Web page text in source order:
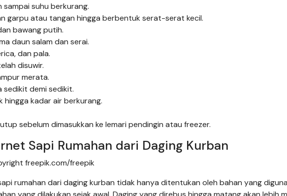
suhu berkurang.
garpu atau tangan hingga berbentuk serat-serat kecil.
bawang putih.
daun salam dan serai.
dan pala.
disuwir.
merata.
sedikit demi sedikit.
hingga kadar air berkurang.
sebelum dimasukkan ke lemari pendingin atau freezer.
Sapi Rumahan dari Daging Kurban
freepik.com/freepik
rumahan dari daging kurban tidak hanya ditentukan oleh bahan yang